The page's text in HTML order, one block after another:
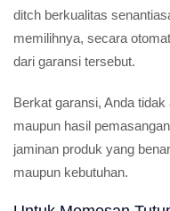
ditch berkualitas
memilihnya, secara
dari garansi tersebut.
Berkat garansi, Anda
maupun hasil
jaminan produk yang
maupun kebutuhan.